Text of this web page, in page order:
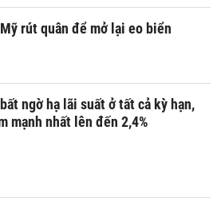
rút quân để mở lại eo biển
ngờ hạ lãi suất ở tất cả kỳ hạn,
mạnh nhất lên đến 2,4%